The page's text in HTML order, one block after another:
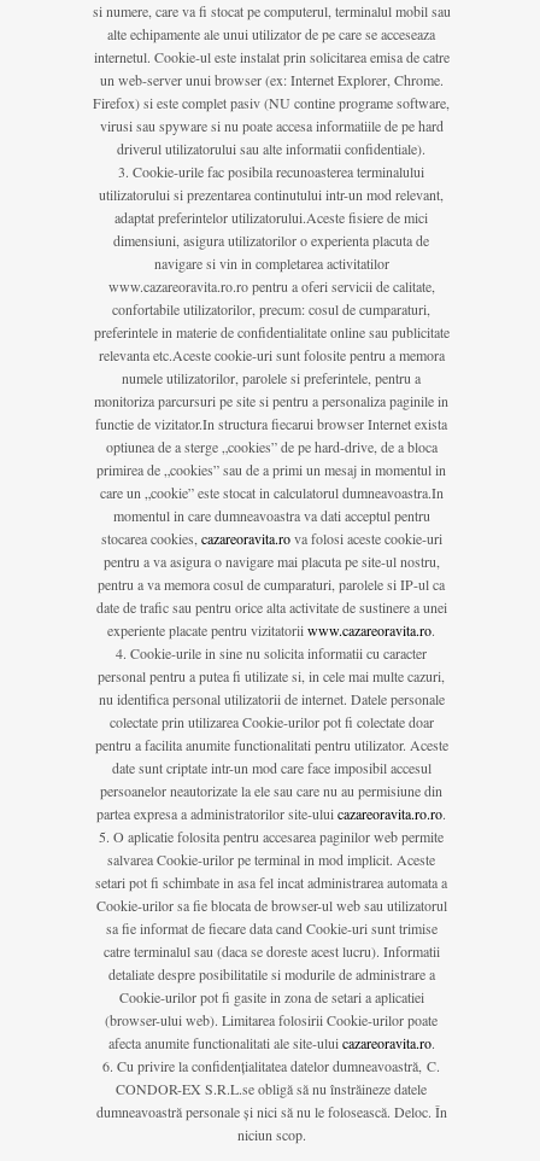
si numere, care va fi stocat pe computerul, terminalul mobil sau
alte echipamente ale unui utilizator de pe care se acceseaza
internetul. Cookie-ul este instalat prin solicitarea emisa de catre
un web-server unui browser (ex: Internet Explorer, Chrome.
Firefox) si este complet pasiv (NU contine programe software,
virusi sau spyware si nu poate accesa informatiile de pe hard
driverul utilizatorului sau alte informatii confidentiale).
Cookie-urile fac posibila recunoasterea terminalului
utilizatorului si prezentarea continutului intr-un mod relevant,
adaptat preferintelor utilizatorului.Aceste fisiere de mici
dimensiuni, asigura utilizatorilor o experienta placuta de
navigare si vin in completarea activitatilor
www.cazareoravita.ro.ro pentru a oferi servicii de calitate,
confortabile utilizatorilor, precum: cosul de cumparaturi,
preferintele in materie de confidentialitate online sau publicitate
relevanta etc.Aceste cookie-uri sunt folosite pentru a memora
numele utilizatorilor, parolele si preferintele, pentru a
monitoriza parcursuri pe site si pentru a personaliza paginile in
functie de vizitator.In structura fiecarui browser Internet exista
optiunea de a sterge „cookies” de pe hard-drive, de a bloca
primirea de „cookies” sau de a primi un mesaj in momentul in
care un „cookie” este stocat in calculatorul dumneavoastra.In
momentul in care dumneavoastra va dati acceptul pentru
stocarea cookies,cazareoravita.rova folosi aceste cookie-uri
pentru a va asigura o navigare mai placuta pe site-ul nostru,
pentru a va memora cosul de cumparaturi, parolele si IP-ul ca
date de trafic sau pentru orice alta activitate de sustinere a unei
experiente placate pentru vizitatoriiwww.cazareoravita.ro.
Cookie-urile in sine nu solicita informatii cu caracter
personal pentru a putea fi utilizate si, in cele mai multe cazuri,
nu identifica personal utilizatorii de internet. Datele personale
colectate prin utilizarea Cookie-urilor pot fi colectate doar
pentru a facilita anumite functionalitati pentru utilizator. Aceste
date sunt criptate intr-un mod care face imposibil accesul
persoanelor neautorizate la ele sau care nu au permisiune din
partea expresa a administratorilor site-uluicazareoravita.ro.ro.
O aplicatie folosita pentru accesarea paginilor web permite
salvarea Cookie-urilor pe terminal in mod implicit. Aceste
setari pot fi schimbate in asa fel incat administrarea automata a
Cookie-urilor sa fie blocata de browser-ul web sau utilizatorul
sa fie informat de fiecare data cand Cookie-uri sunt trimise
catre terminalul sau (daca se doreste acest lucru). Informatii
detaliate despre posibilitatile si modurile de administrare a
Cookie-urilor pot fi gasite in zona de setari a aplicatiei
(browser-ului web). Limitarea folosirii Cookie-urilor poate
afecta anumite functionalitati ale site-uluicazareoravita.ro.
Cu privire la confidențialitatea datelor dumneavoastră, C.
CONDOR-EX S.R.L.se obligă să nu înstrăineze datele
dumneavoastră personale și nici să nu le folosească. Deloc. În
niciun scop.